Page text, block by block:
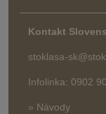
Kontakt
stoklasa-
Infolinka: 0902
» Návody